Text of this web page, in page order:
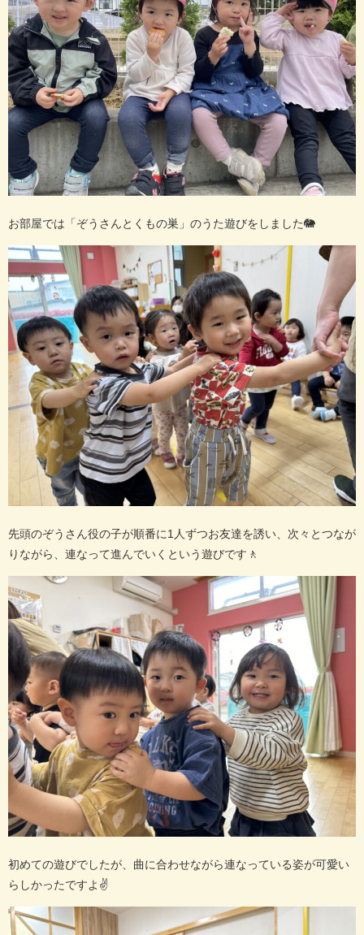
お部屋では「ぞうさんとくもの巣」のうた遊びをしました🐘
先頭のぞうさん役の子が順番に1 人ずつお友達を誘い、次々とつなが
りながら、連なって進んでいくという遊びです 🚶
初めての遊びでしたが、曲に合わせながら連なっている姿が可愛い
らしかったですよ ✌️